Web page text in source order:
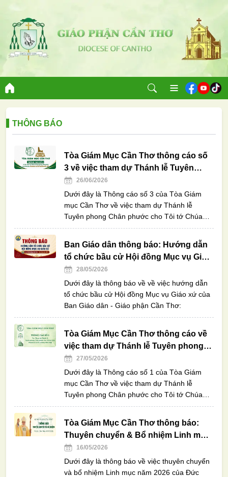
THÔNG BÁO
Tòa Giám Mục Cần Thơ thông cáo số
3 về việc tham dự Thánh lễ Tuyên
phong Chân phước cho Tôi tớ Chúa
Phanxicô Xaviê Trương Bửu Diệp
26/06/2026
Dưới đây là Thông cáo số 3 của Tòa Giám
mục Cần Thơ về việc tham dự Thánh lễ
Tuyên phong Chân phước cho Tôi tớ Chúa
Phanxicô Xaviê Trương Bửu Diệp
Ban Giáo dân thông báo: Hướng dẫn
tổ chức bầu cử Hội đồng Mục vụ Giáo
xứ 28/05/2026
Dưới đây là thông báo về về việc hướng dẫn
tổ chức bầu cử Hội đồng Mục vụ Giáo xứ của
Ban Giáo dân - Giáo phận Cần Thơ:
Tòa Giám Mục Cần Thơ thông cáo về
việc tham dự Thánh lễ Tuyên phong
Chân phước cho Tôi tớ Chúa
Phanxicô Xaviê Trương Bửu Diệp
27/05/2026
Dưới đây là Thông cáo số 1 của Tòa Giám
mục Cần Thơ về việc tham dự Thánh lễ
Tuyên phong Chân phước cho Tôi tớ Chúa
Phanxicô Xaviê Trương Bửu Diệp
Tòa Giám Mục Cần Thơ thông báo:
Thuyên chuyển & Bổ nhiệm Linh mục
năm 2026
16/05/2026
Dưới đây là thông báo về việc thuyên chuyển
và bổ nhiệm Linh mục năm 2026 của Đức